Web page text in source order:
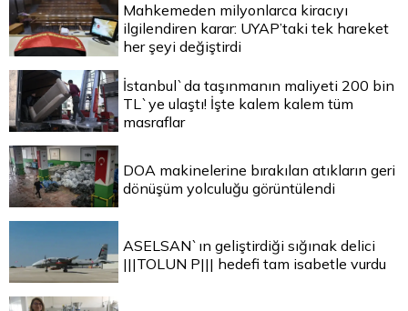
Mahkemeden milyonlarca kiracıyı
ilgilendiren karar: UYAP’taki tek hareket
her şeyi değiştirdi
İstanbul`da taşınmanın maliyeti 200 bin
TL`ye ulaştı! İşte kalem kalem tüm
masraflar
DOA makinelerine bırakılan atıkların geri
dönüşüm yolculuğu görüntülendi
ASELSAN`ın geliştirdiği sığınak delici
|||TOLUN P||| hedefi tam isabetle vurdu